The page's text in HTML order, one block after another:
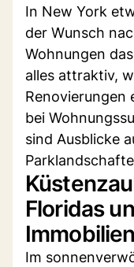
In New York
der Wunsch
Wohnungen
alles attraktiv,
bei
sind Ausblicke
Floridas
Im